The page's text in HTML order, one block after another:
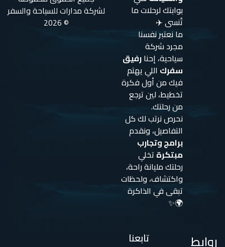
بوابتك لرحلات ما
تُنسى ✈️
ما نعتبر نفسنا
مجرد شركة
سياحية، إحنارفيق
سفرك اللي يهتم
فيك من أول فكرة
تخطيط، لين ترجع
من رحلتك.
نحرص نرتب لك كل
التفاصيل، ونقدم
برامج وتجارب
مبتكرة تخلي
رحلتك مليانة راحة،
واكتشاف، ولحظات
تبقى في الذاكرة
🌍✨
روابط تابعنا
لشركة مدارات للسياحة والسفر
© 2026